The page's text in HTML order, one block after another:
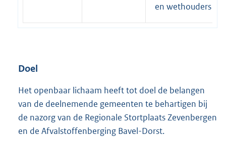
en wethouders
Doel
Het openbaar lichaam heeft tot doel de belangen
van de deelnemende gemeenten te behartigen bij
de nazorg van de Regionale Stortplaats Zevenbergen
en de Afvalstoffenberging Bavel-Dorst.